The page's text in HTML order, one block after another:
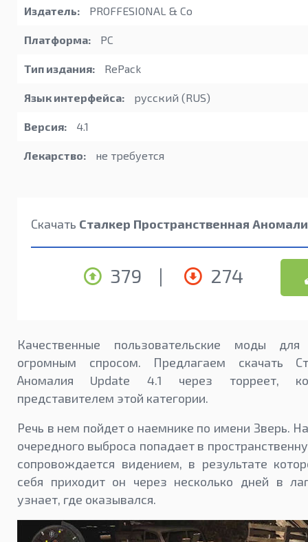
Издатель: PROFFESIONAL & Co
Платформа: PC
Тип издания: RePack
Язык интерфейса: русский (RUS)
Версия: 4.1
Лекарство: не требуется
Скачать Сталкер Пространственная
379 | 274
Качественные пользовательские моды для
огромным спросом. Предлагаем скачать
Аномалия Update 4.1 через торреет,
представителем этой категории.
Речь в нем пойдет о наемнике по имени Зверь.
очередного выброса попадает в
сопровождается видением, в результате
себя приходит он через несколько дней в
узнает, где оказывался.